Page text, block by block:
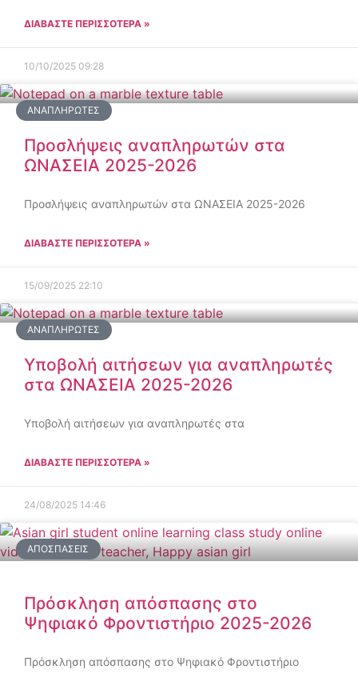
ΔΙΑΒΑΣΤΕ ΠΕΡΙΣΣΟΤΕΡΑ »
10/10/2025 09:28
ΑΝΑΠΛΗΡΩΤΈΣ
Προσλήψεις αναπληρωτών στα
ΩΝΑΣΕΙΑ 2025-2026
Προσλήψεις αναπληρωτών στα ΩΝΑΣΕΙΑ 2025-2026
ΔΙΑΒΑΣΤΕ ΠΕΡΙΣΣΟΤΕΡΑ »
15/09/2025 22:10
ΑΝΑΠΛΗΡΩΤΈΣ
Υποβολή αιτήσεων για αναπληρωτές
στα ΩΝΑΣΕΙΑ 2025-2026
Υποβολή αιτήσεων για αναπληρωτές στα
ΔΙΑΒΑΣΤΕ ΠΕΡΙΣΣΟΤΕΡΑ »
24/08/2025 14:46
ΑΠΟΣΠΆΣΕΙΣ
Πρόσκληση απόσπασης στο
Ψηφιακό Φροντιστήριο 2025-2026
Πρόσκληση απόσπασης στο Ψηφιακό Φροντιστήριο